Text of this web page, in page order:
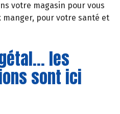
votre magasin pour vous
manger, pour votre santé et
les
sont ici